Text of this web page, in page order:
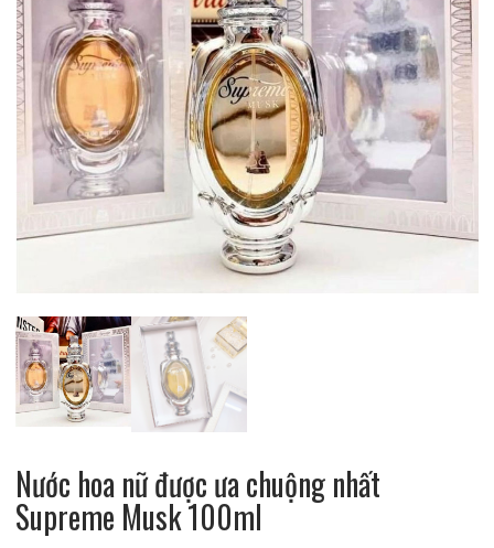
Nước hoa nữ được ưa chuộng nhất
Supreme Musk 100ml